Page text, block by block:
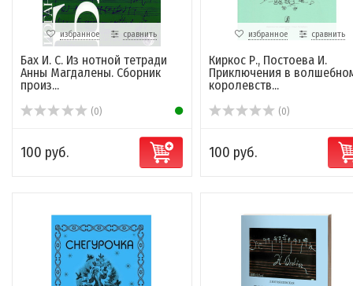
избранное сравнить
Бах И. С. Из нотной тетради
Анны Магдалены. Сборник
произ...
(0)
100 руб.
избранное сравнить
Киркос Р., Постоева И.
Приключения в
королевств...
(0)
100 руб.